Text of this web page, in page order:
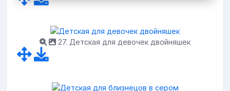
27. Детская для девочек двойняшек